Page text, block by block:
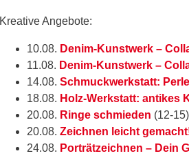
Kreative Angebote:
10.08. Denim-Kunstwerk –
11.08. Denim-Kunstwerk –
14.08. Schmuckwerkstatt:
18.08. Holz-Werkstatt: antikes
20.08. Ringe schmieden (12-15)
20.08. Zeichnen leicht
24.08. Porträtzeichnen – Dein